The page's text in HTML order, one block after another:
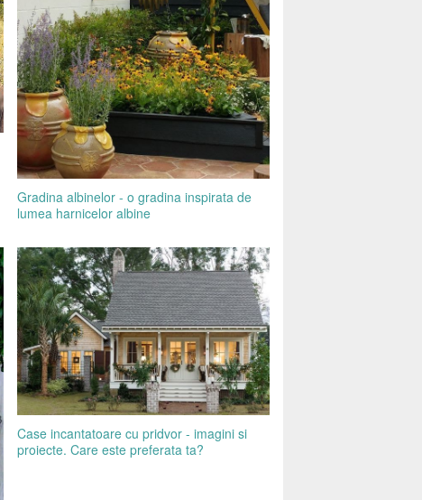
Gradina albinelor - o gradina inspirata de
lumea harnicelor albine
Case incantatoare cu pridvor - imagini si
proiecte. Care este preferata ta?